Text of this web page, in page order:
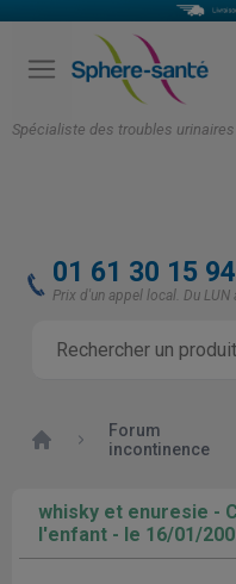
Spécialiste des troubles urinaires
01 61 30 15 94
Prix d'un appel local. Du LUN
Accueil
Forum
incontinence
whisky et enuresie -
l'enfant - le 16/01/